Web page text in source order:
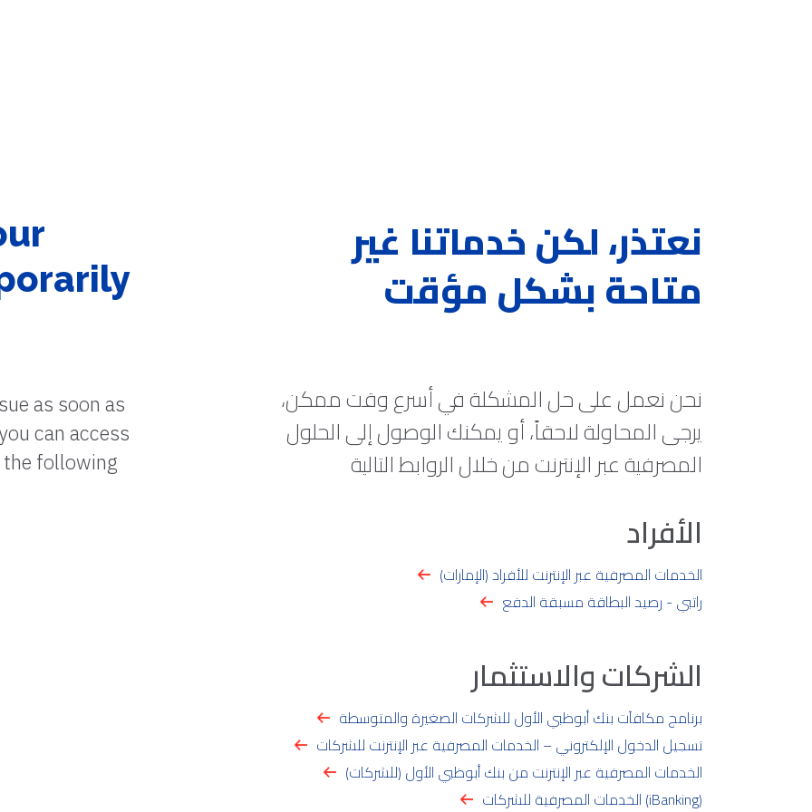
as soon as
can access
following
نعتذر، لكن خدماتنا غير
متاحة بشكل مؤقت
نحن نعمل على حل المشكلة في أسرع وقت ممكن،
يرجى المحاولة لاحقاً، أو يمكنك الوصول إلى الحلول
المصرفية عبر الإنترنت من خلال الروابط التالية
الأفراد
الخدمات المصرفية عبر الإنترنت للأفراد (الإمارات)
راتبي - رصيد البطاقة مسبقة الدفع
الشركات والاستثمار
برنامج مكافآت بنك أبوظبي الأول للشركات الصغيرة والمتوسطة
تسجيل الدخول الإلكتروني – الخدمات المصرفية عبر الإنترنت للشركات
الخدمات المصرفية عبر الإنترنت من بنك أبوظبي الأول (للشركات)
الخدمات المصرفية للشركات (iBanking)